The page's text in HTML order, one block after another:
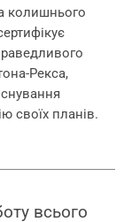
колишнього
Рекса,
своїх планів.
всього